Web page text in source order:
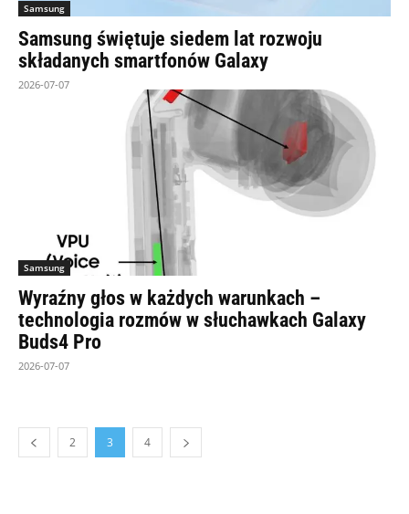
Samsung
Samsung świętuje siedem lat rozwoju
składanych smartfonów Galaxy
2026-07-07
Samsung
Wyraźny głos w każdych warunkach –
technologia rozmów w słuchawkach Galaxy
Buds4 Pro
2026-07-07
2 3 4